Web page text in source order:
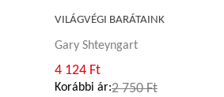
VILÁGVÉGI BARÁTAINK
Gary Shteyngart
4 124 Ft
Korábbi ár:2 750 Ft